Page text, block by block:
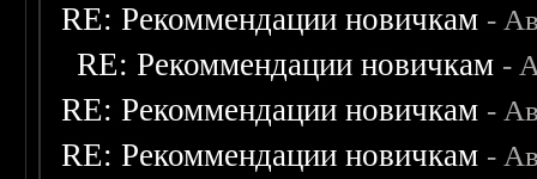
RE: Рекоммендации новичкам -
RE: Рекоммендации новичкам -
RE: Рекоммендации новичкам -
RE: Рекоммендации новичкам -